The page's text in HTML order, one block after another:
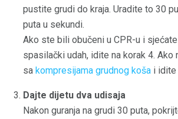
pustite grudi do kraja. Uradite to 30
puta u sekundi.
Ako ste bili obučeni u CPR-u i
spasilački udah, idite na korak 4. Ako
sa kompresijama grudnog koša i idite
Dajte dijetu dva udisaja
Nakon guranja na grudi 30 puta,